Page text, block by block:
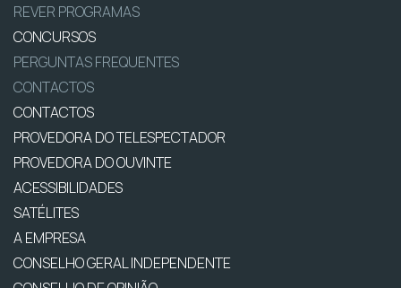
REVER PROGRAMAS
CONCURSOS
PERGUNTAS FREQUENTES
CONTACTOS
CONTACTOS
PROVEDORA DO TELESPECTADOR
PROVEDORA DO OUVINTE
ACESSIBILIDADES
SATÉLITES
A EMPRESA
CONSELHO GERAL INDEPENDENTE